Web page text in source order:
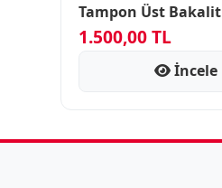
Tampon Üst Bakalit
1.500,00 TL
İncele